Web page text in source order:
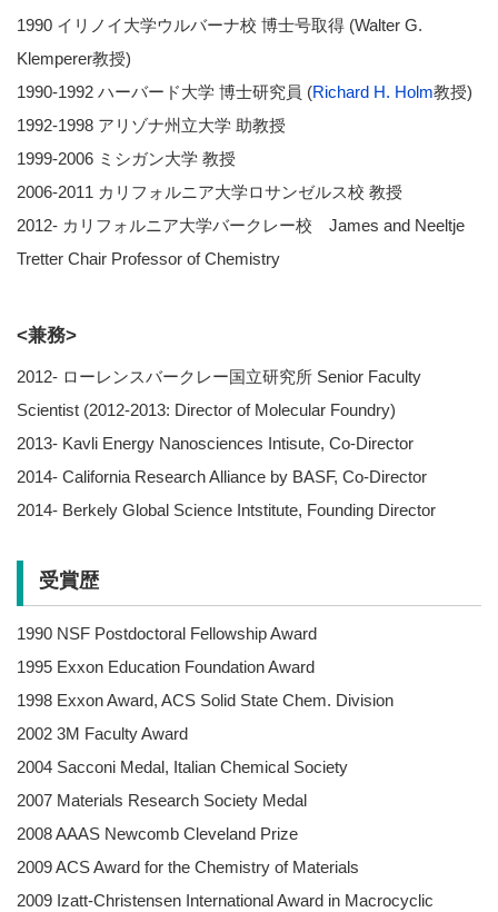
1990 イリノイ大学ウルバーナ校 博士号取得 (Walter G.
Klemperer教授)
1990-1992 ハーバード大学 博士研究員 (Richard H. Holm教授)
1992-1998 アリゾナ州立大学 助教授
1999-2006 ミシガン大学 教授
2006-2011 カリフォルニア大学ロサンゼルス校 教授
2012- カリフォルニア大学バークレー校 James and Neeltje
Tretter Chair Professor of Chemistry
<兼務>
2012- ローレンスバークレー国立研究所 Senior Faculty
Scientist (2012-2013: Director of Molecular Foundry)
2013- Kavli Energy Nanosciences Intisute, Co-Director
2014- California Research Alliance by BASF, Co-Director
2014- Berkely Global Science Intstitute, Founding Director
受賞歴
1990 NSF Postdoctoral Fellowship Award
1995 Exxon Education Foundation Award
1998 Exxon Award, ACS Solid State Chem. Division
2002 3M Faculty Award
2004 Sacconi Medal, Italian Chemical Society
2007 Materials Research Society Medal
2008 AAAS Newcomb Cleveland Prize
2009 ACS Award for the Chemistry of Materials
2009 Izatt-Christensen International Award in Macrocyclic